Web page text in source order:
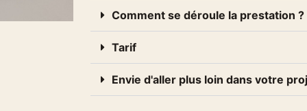
Comment se déroule la prestation ?
Tarif
Envie d'aller plus loin dans votre